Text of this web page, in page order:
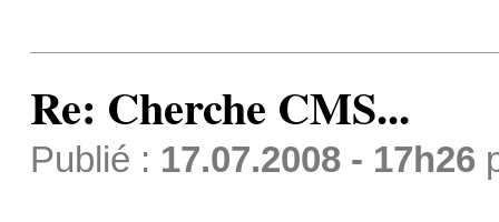
Re: Cherche CMS...
Publié : 17.07.2008 - 17h26